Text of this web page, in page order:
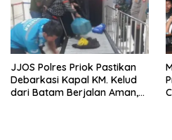
JJOS Polres Priok Pastikan
Debarkasi Kapal KM. Kelud
dari Batam Berjalan Aman,